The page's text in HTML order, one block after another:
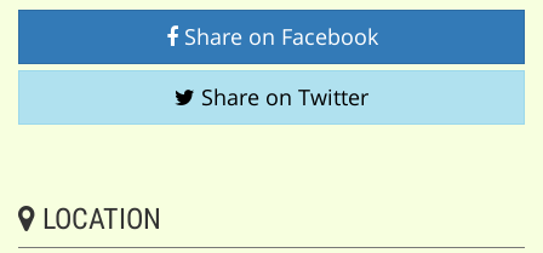
Share on Facebook
Share on Twitter
LOCATION